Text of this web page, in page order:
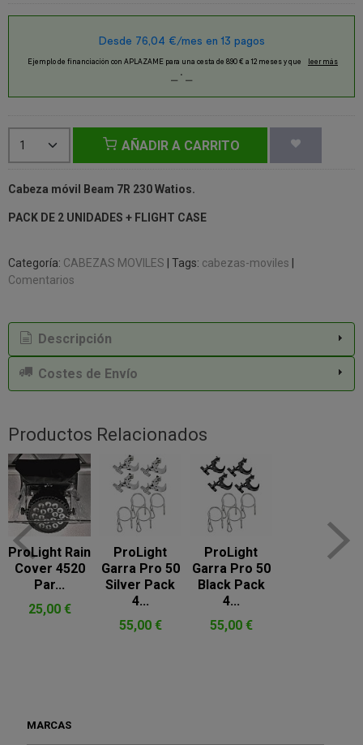
MARCAS
AÑADIR A CARRITO
Cabeza móvil Beam 7R 230 Watios.
PACK DE 2 UNIDADES + FLIGHT CASE
Categoría: CABEZAS MOVILES Tags: cabezas-moviles
Comentarios
Descripción
Costes de Envío
Productos Relacionados
ProLight Rain
Cover 4520
Par...
25,00 €
ProLight
Garra Pro 50
Silver Pack
4...
55,00 €
ProLight
Garra Pro 50
Black Pack
4...
55,00 €